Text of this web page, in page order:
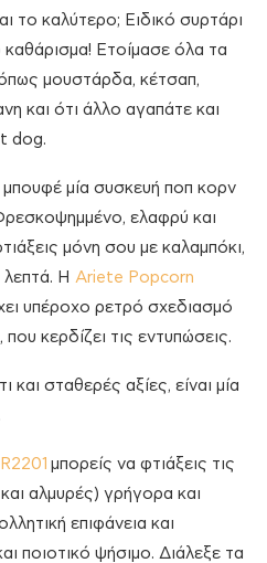
το καλύτερο; Ειδικό συρτάρι
καθάρισμα! Ετοίμασε όλα τα
μουστάρδα, κέτσαπ,
και ότι άλλο αγαπάτε και
dog.
μία συσκευή ποπ κορν
ελαφρύ και
μόνη σου με καλαμπόκι,
λεπτά. Η Ariete Popcorn
υπέροχο ρετρό σχεδιασμό
κερδίζει τις εντυπώσεις.
και σταθερές αξίες, είναι μία
μπορείς να φτιάξεις τις
αλμυρές) γρήγορα και
επιφάνεια και
ποιοτικό ψήσιμο. Διάλεξε τα